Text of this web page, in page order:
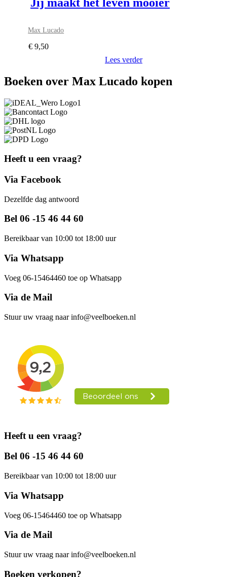
Max Lucado
€ 9,50
Lees verder
Boeken over Max Lucado kopen
Heeft u een vraag?
Via Facebook
Dezelfde dag antwoord
Bel 06 -15 46 44 60
Bereikbaar van 10:00 tot 18:00 uur
Via Whatsapp
Voeg 06-15464460 toe op Whatsapp
Via de Mail
Stuur uw vraag naar info@veelboeken.nl
Heeft u een vraag?
Bel 06 -15 46 44 60
Bereikbaar van 10:00 tot 18:00 uur
Via Whatsapp
Voeg 06-15464460 toe op Whatsapp
Via de Mail
Stuur uw vraag naar info@veelboeken.nl
Boeken verkopen?